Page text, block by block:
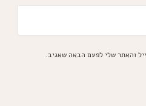
והאתר שלי לפעם הבאה שאגיב.